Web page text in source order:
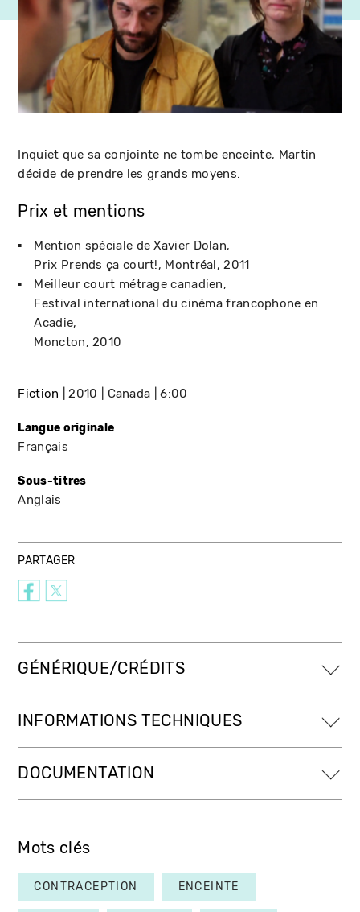
Inquiet que sa conjointe ne tombe enceinte, Martin
décide de prendre les grands moyens.
Prix et mentions
Mention spéciale de Xavier Dolan
Prix Prends ça court!
Montréal 2011
Meilleur court métrage canadien
Festival international du cinéma francophone en
Acadie
Moncton 2010
Fiction 2010 Canada 6:00
Langue originale
Français
Sous-titres
Anglais
PARTAGER
GÉNÉRIQUE/CRÉDITS
INFORMATIONS TECHNIQUES
DOCUMENTATION
Mots clés
CONTRACEPTION ENCEINTE